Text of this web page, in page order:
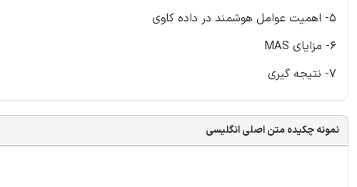
5- اهمیت عوامل هوشمند در داده کاوی
6- مزایای MAS
7- نتیجه گیری
نمونه چکیده متن اصلی انگلیسی